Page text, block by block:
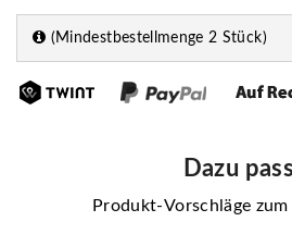
(Mindestbestellmenge 2 Stück)
Dazu
Produkt-Vorschläge